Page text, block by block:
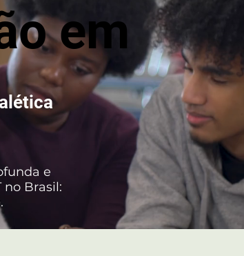
em
e
Brasil: